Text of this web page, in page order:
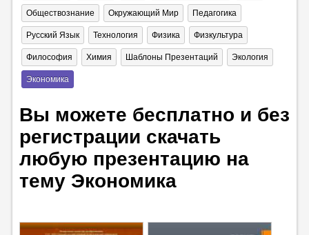
Обществознание Окружающий Мир Педагогика
Русский Язык Технология Физика Физкультура
Философия Химия Шаблоны Презентаций Экология
Экономика
Вы можете бесплатно и без
регистрации скачать
любую презентацию на
тему Экономика